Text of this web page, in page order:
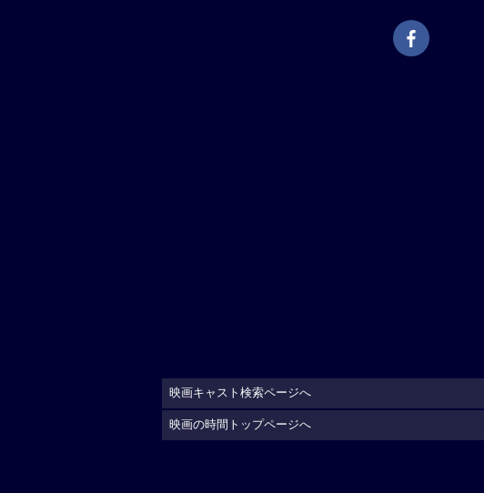
映画キャスト検索ページへ
映画の時間トップページへ